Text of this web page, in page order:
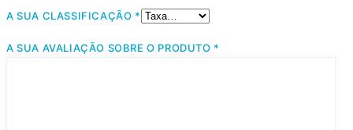
A SUA CLASSIFICAÇÃO *
A SUA AVALIAÇÃO SOBRE O PRODUTO *